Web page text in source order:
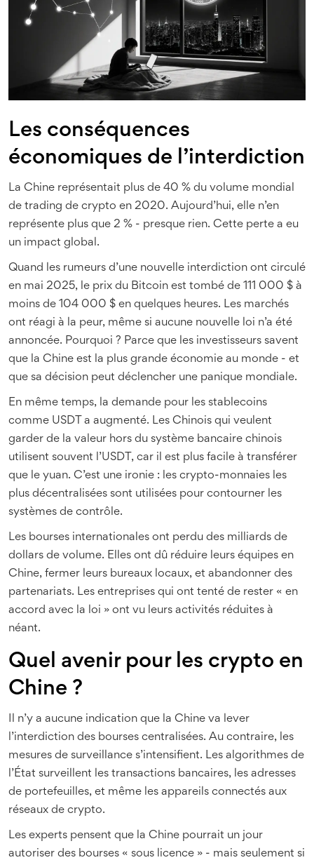
Les conséquences
économiques de l’interdiction
La Chine représentait plus de 40 % du volume mondial
de trading de crypto en 2020. Aujourd’hui, elle n’en
représente plus que 2 % - presque rien. Cette perte a eu
un impact global.
Quand les rumeurs d’une nouvelle interdiction ont circulé
en mai 2025, le prix du Bitcoin est tombé de 111 000 $ à
moins de 104 000 $ en quelques heures. Les marchés
ont réagi à la peur, même si aucune nouvelle loi n’a été
annoncée. Pourquoi ? Parce que les investisseurs savent
que la Chine est la plus grande économie au monde - et
que sa décision peut déclencher une panique mondiale.
En même temps, la demande pour les stablecoins
comme USDT a augmenté. Les Chinois qui veulent
garder de la valeur hors du système bancaire chinois
utilisent souvent l’USDT, car il est plus facile à transférer
que le yuan. C’est une ironie : les crypto-monnaies les
plus décentralisées sont utilisées pour contourner les
systèmes de contrôle.
Les bourses internationales ont perdu des milliards de
dollars de volume. Elles ont dû réduire leurs équipes en
Chine, fermer leurs bureaux locaux, et abandonner des
partenariats. Les entreprises qui ont tenté de rester « en
accord avec la loi » ont vu leurs activités réduites à
néant.
Quel avenir pour les crypto en
Chine ?
Il n’y a aucune indication que la Chine va lever
l’interdiction des bourses centralisées. Au contraire, les
mesures de surveillance s’intensifient. Les algorithmes de
l’État surveillent les transactions bancaires, les adresses
de portefeuilles, et même les appareils connectés aux
réseaux de crypto.
Les experts pensent que la Chine pourrait un jour
autoriser des bourses « sous licence » - mais seulement si